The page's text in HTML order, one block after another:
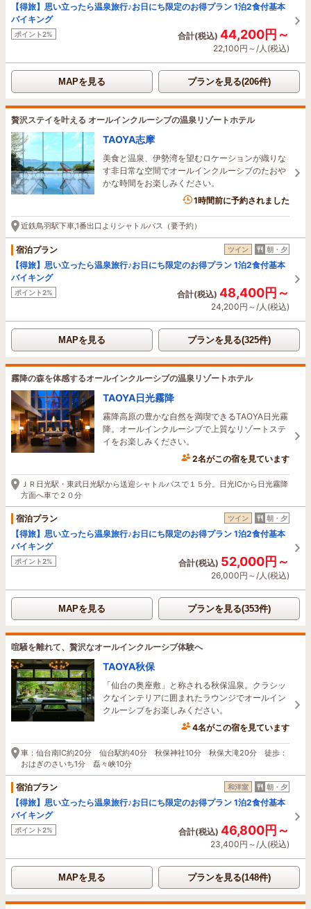
【得旅】思い立ったら温泉旅行♪お日にち限定のお得プラン 1泊2食付基本
バイキング
ポイント2% 合計(税込) 44,200円～
22,100円～/人(税込)
MAPを見る プランを見る(206件)
贅沢ステイを叶える オールインクルーシブの温泉リゾートホテル
TAOYA志摩
美食と温泉、伊勢湾を望むロケーションが織りな
す非日常な空間でオールインクルーシブのたおや
かな時間をお楽しみください。
1時間前に予約されました
近鉄鳥羽駅下車,1番出口よりシャトルバス（要予約）
宿泊プラン ツイン 朝・夕
【得旅】思い立ったら温泉旅行♪お日にち限定のお得プラン 1泊2食付基本
バイキング
ポイント2% 合計(税込) 48,400円～
24,200円～/人(税込)
MAPを見る プランを見る(325件)
霧降の森を体感するオールインクルーシブの温泉リゾートホテル
TAOYA日光霧降
霧降高原の豊かな自然を満喫できるTAOYA日光霧
降。オールインクルーシブで上質なリゾートステ
イをお楽しみください。
2名がこの宿を見ています
1時間前に予約されました
ＪＲ日光駅・東武日光駅から送迎シャトルバスで１５分。日光ICから日光霧降
方面へ車で２０分
宿泊プラン ツイン 朝・夕
【得旅】思い立ったら温泉旅行♪お日にち限定のお得プラン 1泊2食付基本
バイキング
ポイント2% 合計(税込) 52,000円～
26,000円～/人(税込)
MAPを見る プランを見る(353件)
喧騒を離れて、贅沢なオールインクルーシブ体験へ
TAOYA秋保
「仙台の奥座敷」と称される秋保温泉。クラシッ
クなインテリアに囲まれたラウンジでオールイン
クルーシブをお楽しみください。
4名がこの宿を見ています
25分前に予約されました
車：仙台南IC約20分 仙台駅約40分 秋保神社10分 秋保大滝20分 徒歩：
おはぎのさいち1分 磊々峡10分
宿泊プラン 和洋室 朝・夕
【得旅】思い立ったら温泉旅行♪お日にち限定のお得プラン 1泊2食付基本
バイキング
ポイント2% 合計(税込) 46,800円～
23,400円～/人(税込)
MAPを見る プランを見る(148件)